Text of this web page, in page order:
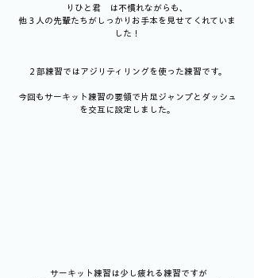
りひと君　は不慣れながらも、
他３人の先輩たちがしっかりお手本を見せてくれていま
した！
２部練習ではアジリティリングを使った練習です。
今回もサーキット練習の要領で片足ジャンプとダッシュ
を交互に設定しました。
サーキット練習は少し疲れる練習ですが